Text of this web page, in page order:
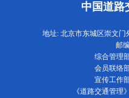
中国道路
地址: 北京市东城区崇文门
邮
综合管理
会员联络
宣传工作
《道路交通管理